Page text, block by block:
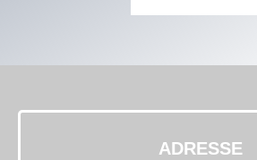
ADRESSE